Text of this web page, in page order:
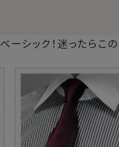
ベーシック！迷ったらこ